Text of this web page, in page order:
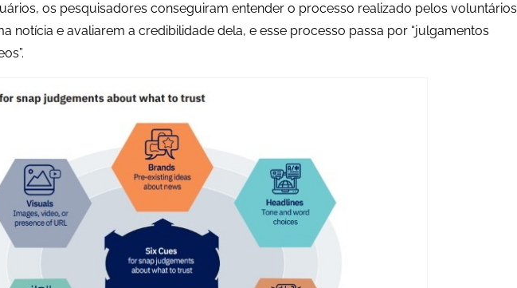
os pesquisadores conseguiram entender o processo realizado pelos voluntários
notícia e avaliarem a credibilidade dela, e esse processo passa por “julgamentos